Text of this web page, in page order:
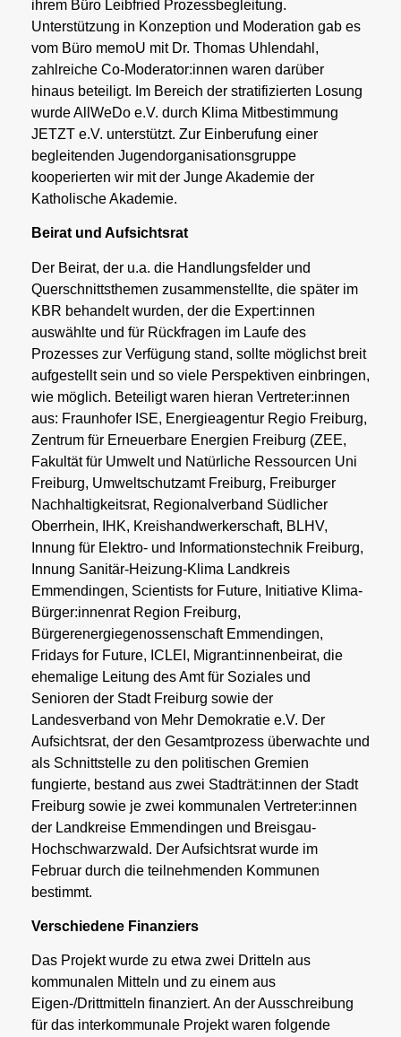
ihrem Büro Leibfried Prozessbegleitung.
Unterstützung in Konzeption und Moderation gab es
vom Büro memoU mit Dr. Thomas Uhlendahl,
zahlreiche Co-Moderator:innen waren darüber
hinaus beteiligt. Im Bereich der stratifizierten Losung
wurde AllWeDo e.V. durch Klima Mitbestimmung
JETZT e.V. unterstützt. Zur Einberufung einer
begleitenden Jugendorganisationsgruppe
kooperierten wir mit der Junge Akademie der
Katholische Akademie.
Beirat und Aufsichtsrat
Der Beirat, der u.a. die Handlungsfelder und
Querschnittsthemen zusammenstellte, die später im
KBR behandelt wurden, der die Expert:innen
auswählte und für Rückfragen im Laufe des
Prozesses zur Verfügung stand, sollte möglichst breit
aufgestellt sein und so viele Perspektiven einbringen,
wie möglich. Beteiligt waren hieran Vertreter:innen
aus: Fraunhofer ISE, Energieagentur Regio Freiburg,
Zentrum für Erneuerbare Energien Freiburg (ZEE,
Fakultät für Umwelt und Natürliche Ressourcen Uni
Freiburg, Umweltschutzamt Freiburg, Freiburger
Nachhaltigkeitsrat, Regionalverband Südlicher
Oberrhein, IHK, Kreishandwerkerschaft, BLHV,
Innung für Elektro- und Informationstechnik Freiburg,
Innung Sanitär-Heizung-Klima Landkreis
Emmendingen, Scientists for Future, Initiative Klima-
Bürger:innenrat Region Freiburg,
Bürgerenergiegenossenschaft Emmendingen,
Fridays for Future, ICLEI, Migrant:innenbeirat, die
ehemalige Leitung des Amt für Soziales und
Senioren der Stadt Freiburg sowie der
Landesverband von Mehr Demokratie e.V. Der
Aufsichtsrat, der den Gesamtprozess überwachte und
als Schnittstelle zu den politischen Gremien
fungierte, bestand aus zwei Stadträt:innen der Stadt
Freiburg sowie je zwei kommunalen Vertreter:innen
der Landkreise Emmendingen und Breisgau-
Hochschwarzwald. Der Aufsichtsrat wurde im
Februar durch die teilnehmenden Kommunen
bestimmt.
Verschiedene Finanziers
Das Projekt wurde zu etwa zwei Dritteln aus
kommunalen Mitteln und zu einem aus
Eigen-/Drittmitteln finanziert. An der Ausschreibung
für das interkommunale Projekt waren folgende